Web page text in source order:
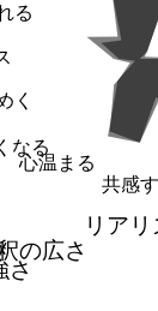
共感
心温まる
なる
く
る
リアリ
さ
の広さ